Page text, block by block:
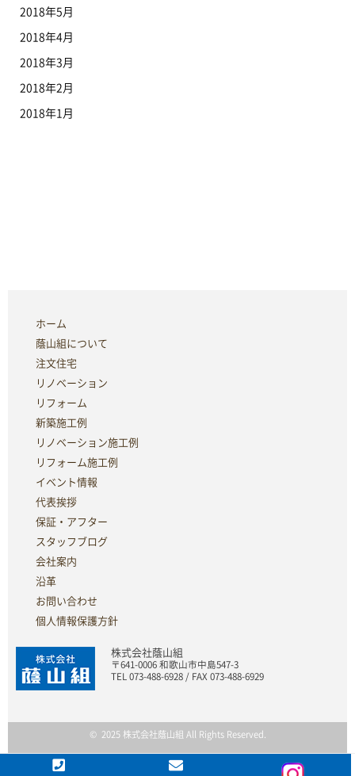
2018年5月
2018年4月
2018年3月
2018年2月
2018年1月
ホーム
蔭山組について
注文住宅
リノベーション
リフォーム
新築施工例
リノベーション施工例
リフォーム施工例
イベント情報
代表挨拶
保証・アフター
スタッフブログ
会社案内
沿革
お問い合わせ
個人情報保護方針
株式会社蔭山組
〒641-0006 和歌山市中島547-3
TEL 073-488-6928 / FAX 073-488-6929
© 2025 株式会社蔭山組 All Rights Reserved.